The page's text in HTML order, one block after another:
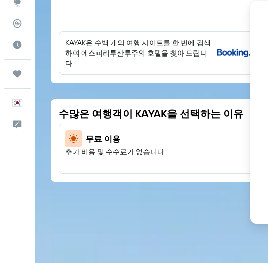
여행 가기 좋은 달
마이트립
한국어
KAYAK은 수백 개의 여행 사이트를 한 번에 검색
하여 에스피리투산투주의 호텔을 찾아 드립니
다
수많은 여행객이 KAYAK​을 선택하는 이유
무료 이용
추가 비용 및 수수료가 없습니다.